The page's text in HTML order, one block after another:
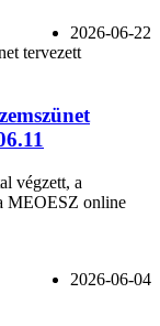
2026-06-22
végzett, a
MEOESZ online
2026-06-04